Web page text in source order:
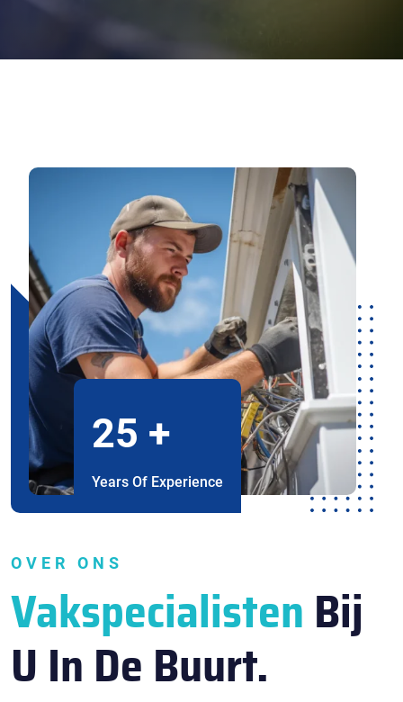
25 +
Years Of Experience
OVER ONS
Vakspecialisten Bij
U In De Buurt.